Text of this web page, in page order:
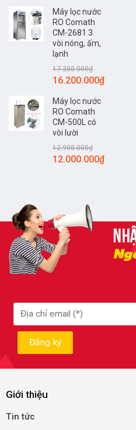
Máy lọc nước
RO Comath
CM-2681 3
vòi nóng, ấm,
lạnh
17.200.000₫
16.200.000₫
Máy lọc nước
RO Comath
CM-500L có
vòi lười
12.900.000₫
12.000.000₫
Giới thiệu
Tin tức